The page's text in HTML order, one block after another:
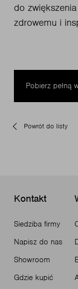
do
zdrowemu i
Pobierz pełną
Powrót do listy
Kontakt
Siedziba firmy
Napisz do nas
Showroom
Gdzie kupić